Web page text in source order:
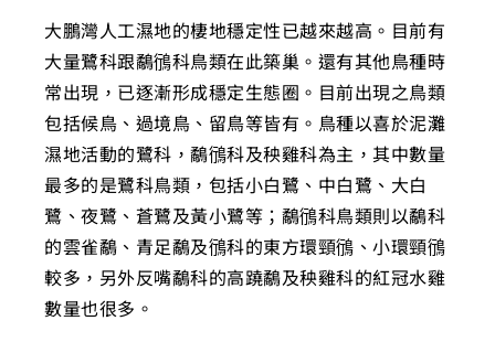
大鵬灣人工濕地的棲地穩定性已越來越高。目前有
大量鷺科跟鷸鴴科鳥類在此築巢。還有其他鳥種時
常出現，已逐漸形成穩定生態圈。目前出現之鳥類
包括候鳥、過境鳥、留鳥等皆有。鳥種以喜於泥灘
濕地活動的鷺科，鷸鴴科及秧雞科為主，其中數量
最多的是鷺科鳥類，包括小白鷺、中白鷺、大白
鷺、夜鷺、蒼鷺及黃小鷺等；鷸鴴科鳥類則以鷸科
的雲雀鷸、青足鷸及鴴科的東方環頸鴴、小環頸鴴
較多，另外反嘴鷸科的高蹺鷸及秧雞科的紅冠水雞
數量也很多。